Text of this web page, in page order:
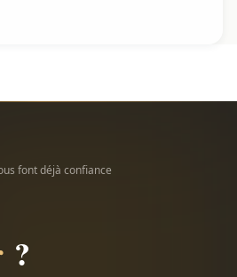
font déjà confiance
?